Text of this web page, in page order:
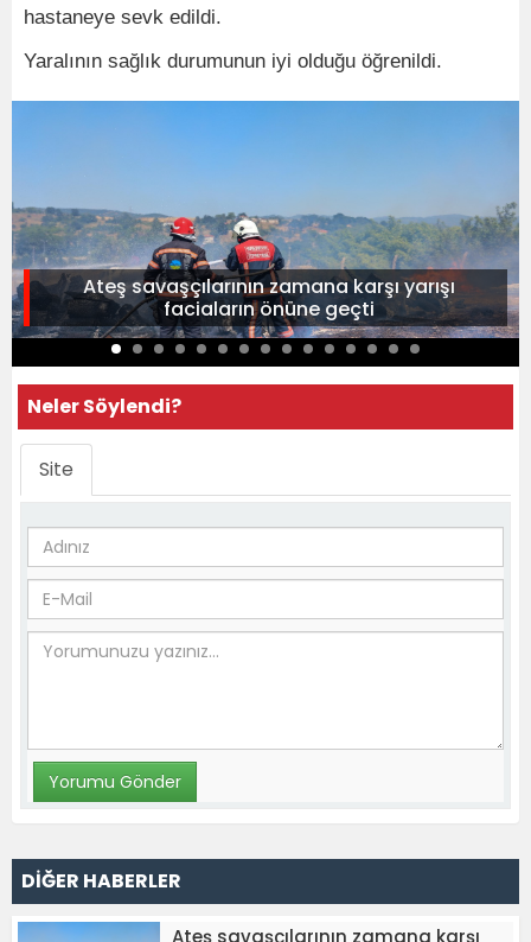
hastaneye sevk edildi.
Yaralının sağlık durumunun iyi olduğu öğrenildi.
Ateş savaşçılarının zamana karşı yarışı
faciaların önüne geçti
Neler Söylendi?
Site
DİĞER HABERLER
Ateş savaşçılarının zamana karşı